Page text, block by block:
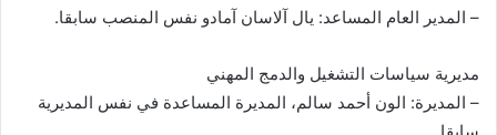
– المدير العام المساعد: يال آلاسان آمادو نفس المنصب سابقا.
مديرية سياسات التشغيل والدمج المهني
– المديرة: الون أحمد سالم، المديرة المساعدة في نفس المديرية